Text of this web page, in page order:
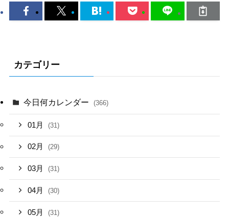
カテゴリー
今日何カレンダー (366)
01月 (31)
02月 (29)
03月 (31)
04月 (30)
05月 (31)